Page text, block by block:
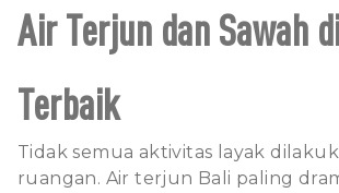
Air Terjun dan Sawah
Terbaik
Tidak semua aktivitas layak
ruangan. Air terjun Bali paling